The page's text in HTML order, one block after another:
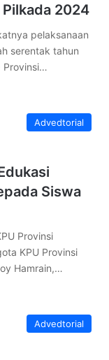
2024
pelaksanaan
serentak tahun
Provinsi…
Advedtorial
Siswa
Provinsi
KPU Provinsi
Hamrain,…
Advedtorial